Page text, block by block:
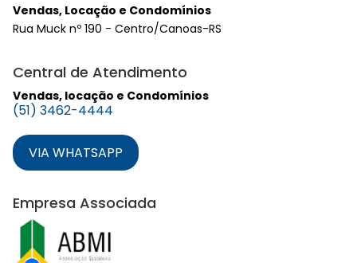
Vendas, Locação e Condomínios
Rua Muck nº 190 - Centro/Canoas-RS
Central de Atendimento
Vendas, locação e Condomínios
(51) 3462-4444
VIA WHATSAPP
Empresa Associada